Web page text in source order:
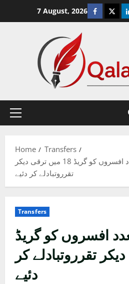
7 August, 2026 Facebook
Primary
Home
Transfers
پنجاب کے متعدد افسروں کو گریڈ 18 میں ترقی دیکر
تقرروتبادلے کر دئیے
Transfers
افسروں کو گریڈ
دیکر تقرروتبادلے کر
دئیے